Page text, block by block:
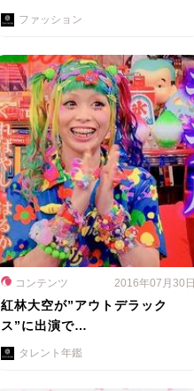
ファッション
コンテンツ 2016年07月30日
紅林大空が”アウトデラック
ス”に出演で…
タレント年鑑